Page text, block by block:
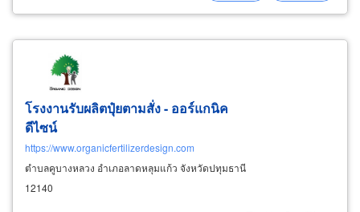
โรงงานรับผลิตปุ๋ยตามสั่ง - ออร์แกนิค
ดีไซน์
https://www.organicfertilizerdesign.com
ตำบลคูบางหลวง อำเภอลาดหลุมแก้ว จังหวัดปทุมธานี
12140